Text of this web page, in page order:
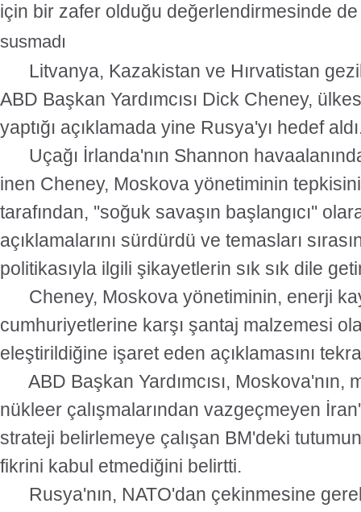
için bir zafer olduğu değerlendirmesinde
susmadı
Litvanya, Kazakistan ve Hırvatistan
ABD Başkan Yardımcısı Dick Cheney,
yaptığı açıklamada yine Rusya'yı hedef
Uçağı İrlanda'nın Shannon
inen Cheney, Moskova yönetiminin
tarafından, ''soğuk savaşın başlangıcı''
açıklamalarını sürdürdü ve temasları
politikasıyla ilgili şikayetlerin sık sık dile
Cheney, Moskova yönetiminin, enerji
cumhuriyetlerine karşı şantaj malzemesi
eleştirildiğine işaret eden açıklamasını
ABD Başkan Yardımcısı, Moskova'nın,
nükleer çalışmalarından vazgeçmeyen
strateji belirlemeye çalışan BM'deki
fikrini kabul etmediğini belirtti.
Rusya'nın, NATO'dan çekinmesine gerek